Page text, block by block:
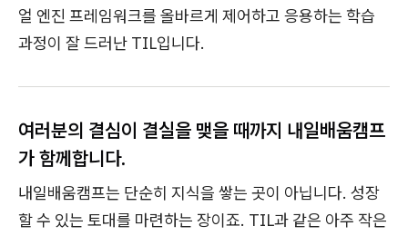
얼 엔진 프레임워크를 올바르게 제어하고 응용하는 학습
과정이 잘 드러난 TIL입니다.
여러분의 결심이 결실을 맺을 때까지 내일배움캠프
가 함께합니다.
내일배움캠프는 단순히 지식을 쌓는 곳이 아닙니다. 성장
할 수 있는 토대를 마련하는 장이죠. TIL과 같은 아주 작은